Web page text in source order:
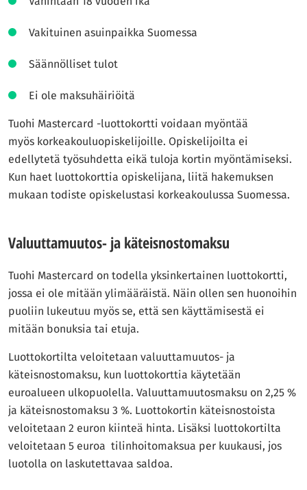
Vakituinen asuinpaikka Suomessa
Säännölliset tulot
Ei ole maksuhäiriöitä
Tuohi Mastercard -luottokortti voidaan myöntää
myös korkeakouluopiskelijoille. Opiskelijoilta ei
edellytetä työsuhdetta eikä tuloja kortin myöntämiseksi.
Kun haet luottokorttia opiskelijana, liitä hakemuksen
mukaan todiste opiskelustasi korkeakoulussa Suomessa.
Valuuttamuutos- ja käteisnostomaksu
Tuohi Mastercard on todella yksinkertainen luottokortti,
jossa ei ole mitään ylimääräistä. Näin ollen sen huonoihin
puoliin lukeutuu myös se, että sen käyttämisestä ei
mitään bonuksia tai etuja.
Luottokortilta veloitetaan valuuttamuutos- ja
käteisnostomaksu, kun luottokorttia käytetään
euroalueen ulkopuolella. Valuuttamuutosmaksu on 2,25 %
ja käteisnostomaksu 3 %. Luottokortin käteisnostoista
veloitetaan 2 euron kiinteä hinta. Lisäksi luottokortilta
veloitetaan 5 euroa tilinhoitomaksua per kuukausi, jos
luotolla on laskutettavaa saldoa.